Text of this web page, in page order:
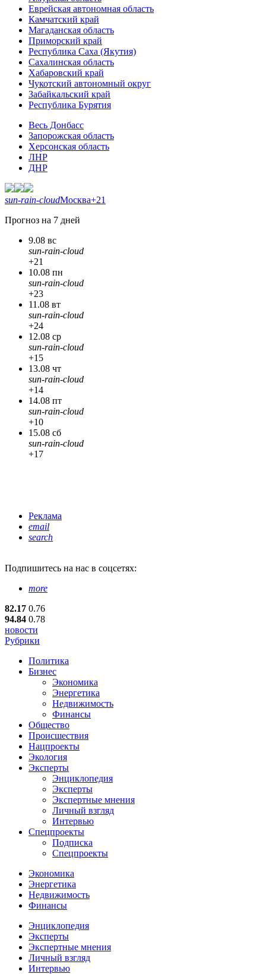
Еврейская автономная область
Камчатский край
Магаданская область
Приморский край
Республика Саха (Якутия)
Сахалинская область
Хабаровский край
Чукотский автономный округ
Забайкальский край
Республика Бурятия
Весь Донбасс
Запорожская область
Херсонская область
ЛНР
ДНР
sun-rain-cloudМосква+21
Прогноз на 7 дней
9.08 вс
sun-rain-cloud
+21
10.08 пн
sun-rain-cloud
+23
11.08 вт
sun-rain-cloud
+24
12.08 ср
sun-rain-cloud
+15
13.08 чт
sun-rain-cloud
+14
14.08 пт
sun-rain-cloud
+10
15.08 сб
sun-rain-cloud
+17
Реклама
email
search
Подпишитесь на нас в соцсетях:
more
82.17 0.76
94.84 0.78
новости
Рубрики
Политика
Бизнес
Экономика
Энергетика
Недвижимость
Финансы
Общество
Происшествия
Нацпроекты
Экология
Эксперты
Энциклопедия
Эксперты
Экспертные мнения
Личный взгляд
Интервью
Спецпроекты
Подписка
Спецпроекты
Экономика
Энергетика
Недвижимость
Финансы
Энциклопедия
Эксперты
Экспертные мнения
Личный взгляд
Интервью